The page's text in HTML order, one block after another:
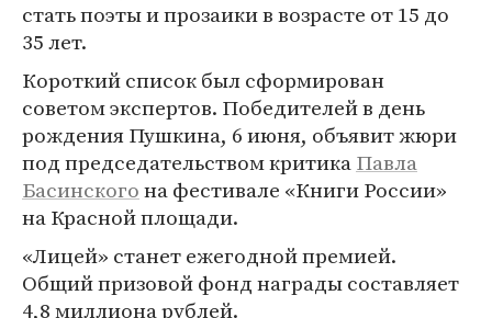
стать поэты и прозаики в возрасте от 15 до
35 лет.
Короткий список был сформирован
советом экспертов. Победителей в день
рождения Пушкина, 6 июня, объявит жюри
под председательством критикаПавла
Басинскогона фестивале «Книги России»
на Красной площади.
«Лицей» станет ежегодной премией.
Общий призовой фонд награды составляет
4,8 миллиона рублей.